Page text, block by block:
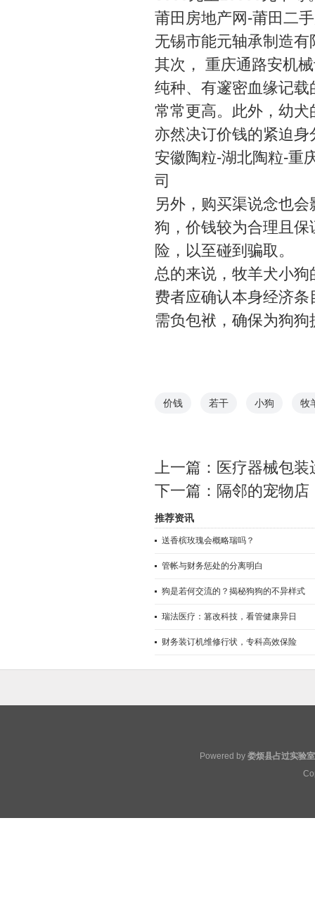
莆田房地产网-莆田二
无锡市能元轴承制造有
其次， 重庆通路安机
纯种、有邃密血缘记载
常常更高。此外，幼
亦然决订价钱的紧迫身
安徽陶粒-湖北陶粒-重
司
另外，购买渠说念也
狗，价钱较为合理且
险，以至碰到骗取。
总的来说，牧羊犬小
费者应确认本身经济
需负包袱，确保为狗
价钱 若干 小狗 牧
上一篇： 医疗器械包
下一篇： 隔邻的宠物
推荐资讯
送香槟玫瑰会概略瑞吗？
管帐与财务惩处的分离明白
狗是若何交流的？揭秘狗狗的不异样式
瑞法医疗：篡改科技，看管健康异日
财务装订机维修行状，专科高效保险
Powered by 娄烦县占过实验